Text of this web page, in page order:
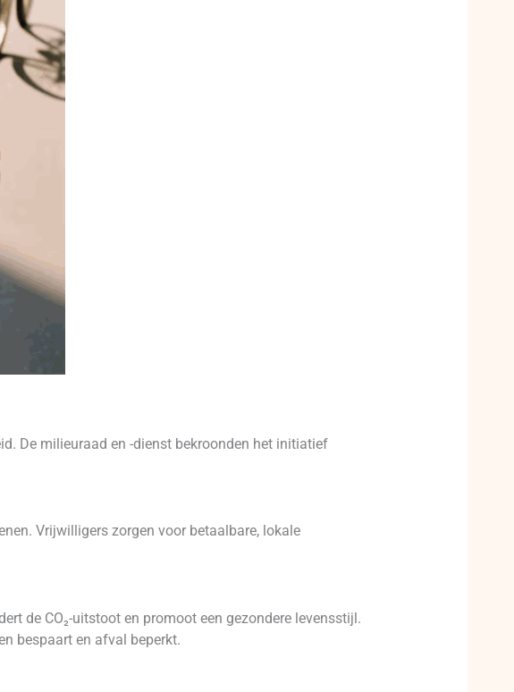
De milieuraad en -dienst bekroonden het initiatief
Vrijwilligers zorgen voor betaalbare, lokale
de CO₂-uitstoot en promoot een gezondere levensstijl.
bespaart en afval beperkt.